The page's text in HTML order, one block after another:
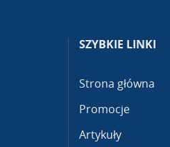
SZYBKIE LINKI
Strona główna
Promocje
Artykuły